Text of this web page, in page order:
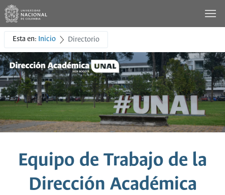
Esta en: Inicio Directorio
Equipo de Trabajo de la
Dirección Académica